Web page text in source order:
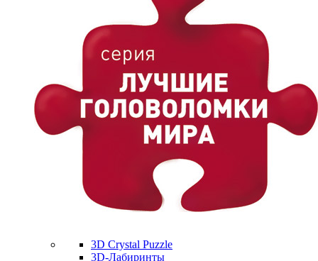
3D Crystal Puzzle
3D-Лабиринты